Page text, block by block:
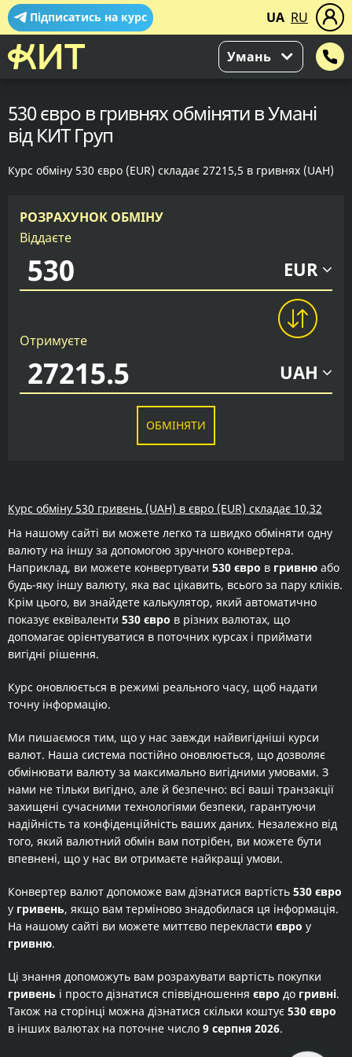
Підписатись на курс UA RU
Умань
530 євро в гривнях обміняти в Умані
від КИТ Груп
Курс обміну 530 євро (EUR) складає 27215,5 в гривнях (UAH)
РОЗРАХУНОК ОБМІНУ
Віддаєте
EUR
Отримуєте
UAH
ОБМІНЯТИ
Курс обміну 530 гривень (UAH) в євро (EUR) складає 10,32
На нашому сайті ви можете легко та швидко обміняти одну
валюту на іншу за допомогою зручного конвертера.
Наприклад, ви можете конвертувати 530 євро в гривню або
будь-яку іншу валюту, яка вас цікавить, всього за пару кліків.
Крім цього, ви знайдете калькулятор, який автоматично
показує еквіваленти 530 євро в різних валютах, що
допомагає орієнтуватися в поточних курсах і приймати
вигідні рішення.
Курс оновлюється в режимі реального часу, щоб надати
точну інформацію.
Ми пишаємося тим, що у нас завжди найвигідніші курси
валют. Наша система постійно оновлюється, що дозволяє
обмінювати валюту за максимально вигідними умовами. З
нами не тільки вигідно, але й безпечно: всі ваші транзакції
захищені сучасними технологіями безпеки, гарантуючи
надійність та конфіденційність ваших даних. Незалежно від
того, який валютний обмін вам потрібен, ви можете бути
впевнені, що у нас ви отримаєте найкращі умови.
Конвертер валют допоможе вам дізнатися вартість 530 євро
у гривень, якщо вам терміново знадобилася ця інформація.
На нашому сайті ви можете миттєво перекласти євро у
гривню.
Ці знання допоможуть вам розрахувати вартість покупки
гривень і просто дізнатися співвідношення євро до гривні.
Також на сторінці можна дізнатися скільки коштує 530 євро
в інших валютах на поточне число 9 серпня 2026.